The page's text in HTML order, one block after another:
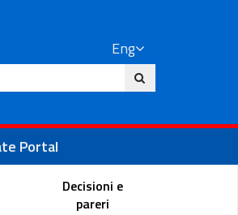
Eng
Portal
Decisioni e
pareri